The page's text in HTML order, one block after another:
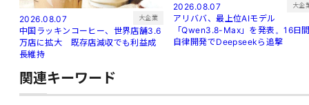
2026.08.07 大企業
中国ラッキンコーヒー、世界店舗3.6
万店に拡大 既存店減収でも利益成
長維持
2026.08.07 大企
アリババ、最上位AIモデル
「Qwen3.8-Max」を発表。16日
自律開発でDeepseekら追撃
関連キーワード